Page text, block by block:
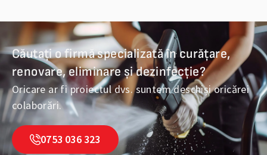
Căutați o firmă specializată în curățare,
renovare, eliminare și dezinfecție?
Oricare ar fi proiectul dvs. suntem deschiși oricărei
colaborări.
0753 036 323